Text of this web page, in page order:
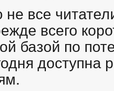
не все
всего
базой по
доступна